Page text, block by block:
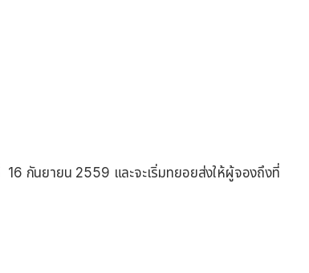
กันยายน 2559 และจะเริ่มทยอยส่งให้ผู้จองถึงที่